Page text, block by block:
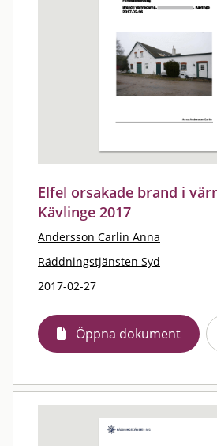
Elfel orsakade brand i
Kävlinge 2017
Andersson Carlin Anna
Räddningstjänsten Syd
2017-02-27
Öppna dokument